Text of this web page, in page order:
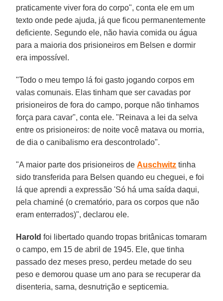
praticamente viver fora do corpo", conta ele em um
texto onde pede ajuda, já que ficou permanentemente
deficiente. Segundo ele, não havia comida ou água
para a maioria dos prisioneiros em Belsen e dormir
era impossível.
"Todo o meu tempo lá foi gasto jogando corpos em
valas comunais. Elas tinham que ser cavadas por
prisioneiros de fora do campo, porque não tinhamos
força para cavar", conta ele. "Reinava a lei da selva
entre os prisioneiros: de noite você matava ou morria,
de dia o canibalismo era descontrolado".
"A maior parte dos prisioneiros deAuschwitz tinha
sido transferida para Belsen quando eu cheguei, e foi
lá que aprendi a expressão 'Só há uma saída daqui,
pela chaminé (o crematório, para os corpos que não
eram enterrados)", declarou ele.
Harold foi libertado quando tropas britânicas tomaram
o campo, em 15 de abril de 1945. Ele, que tinha
passado dez meses preso, perdeu metade do seu
peso e demorou quase um ano para se recuperar da
disenteria, sarna, desnutrição e septicemia.